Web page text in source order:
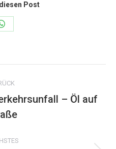
Post
Share
WhatsApp
Beitrag:
– Öl auf